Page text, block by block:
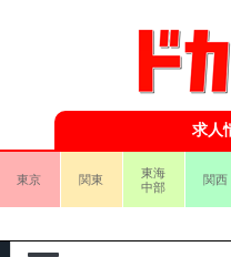
求人
東京 関東
東海
中部
関西